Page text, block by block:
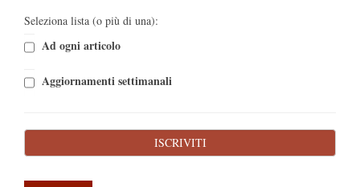
Seleziona lista (o più di una):
Ad ogni articolo
Aggiornamenti settimanali